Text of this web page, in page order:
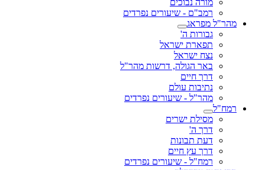
מורה נבוכים
רמב"ם - שיעורים נפרדים
מהר"ל מפראג
גבורות ה'
תפארת ישראל
נצח ישראל
באר הגולה, דרשות מהר"ל
דרך חיים
נתיבות עולם
מהר"ל - שיעורים נפרדים
רמח"ל
מסילת ישרים
דרך ה'
דעת תבונות
דרך עץ חיים
רמח"ל - שיעורים נפרדים